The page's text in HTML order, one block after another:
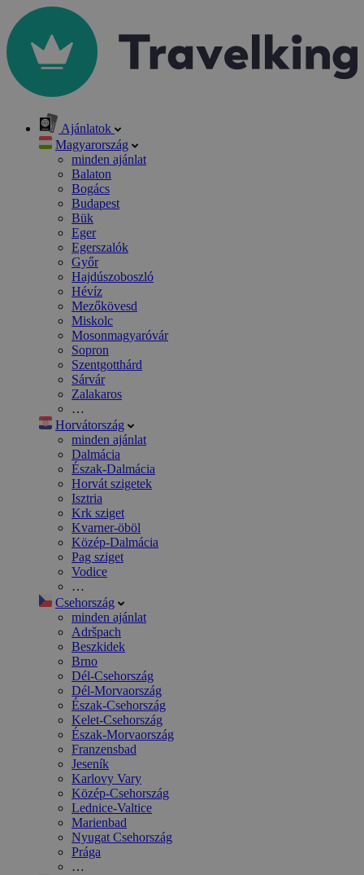
Ajánlatok
Magyarország
minden ajánlat
Balaton
Bogács
Budapest
Bük
Eger
Egerszalók
Győr
Hajdúszoboszló
Hévíz
Mezőkövesd
Miskolc
Mosonmagyaróvár
Sopron
Szentgotthárd
Sárvár
Zalakaros
…
Horvátország
minden ajánlat
Dalmácia
Észak-Dalmácia
Horvát szigetek
Isztria
Krk sziget
Kvarner-öböl
Közép-Dalmácia
Pag sziget
Vodice
…
Csehország
minden ajánlat
Adršpach
Beszkidek
Brno
Dél-Csehország
Dél-Morvaország
Észak-Csehország
Kelet-Csehország
Észak-Morvaország
Franzensbad
Jeseník
Karlovy Vary
Közép-Csehország
Lednice-Valtice
Marienbad
Nyugat Csehország
Prága
…